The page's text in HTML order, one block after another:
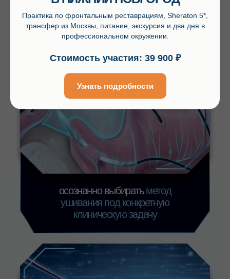
место
14 апреля 2026
10:00–17:00
SIMKO ACADEMY
Москва, Нижний Сусальный пер.,
5с1, БЦ «АРМА»
Практика по фронтальным реставрациям, Sheraton 5*,
трансфер из Москвы, питание, экскурсия и два дня в
профессиональном окружении.
Стоимость участия: 39 900 ₽
Узнать подробности